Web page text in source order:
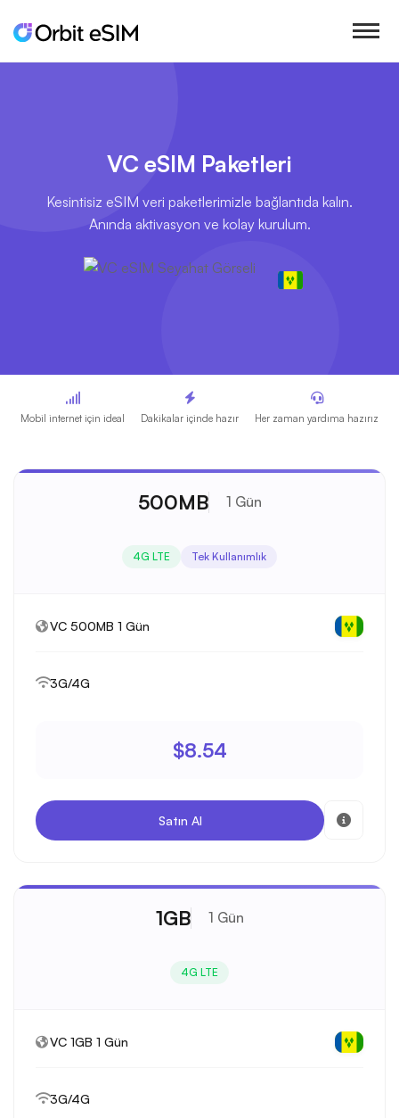
VC eSIM Paketleri
Kesintisiz eSIM veri paketlerimizle bağlantıda kalın.
Anında aktivasyon ve kolay kurulum.
Mobil internet için ideal Dakikalar içinde hazır Her zaman yardıma hazırız
500MB 1 Gün
4G LTE Tek Kullanımlık
VC 500MB 1 Gün
3G/4G
$8.54
Satın Al
1GB 1 Gün
4G LTE
VC 1GB 1 Gün
3G/4G